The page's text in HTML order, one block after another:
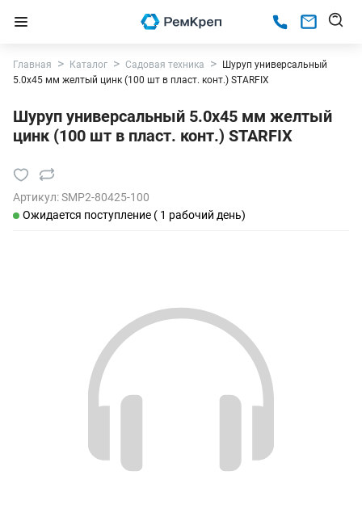
Главная Каталог Садовая техника
Шуруп универсальный
5.0х45 мм желтый цинк (100 шт в пласт. конт.) STARFIX
Шуруп универсальный 5.0х45 мм желтый
цинк (100 шт в пласт. конт.) STARFIX
Артикул:SMP2-80425-100
Ожидается поступление ( 1 рабочий день)